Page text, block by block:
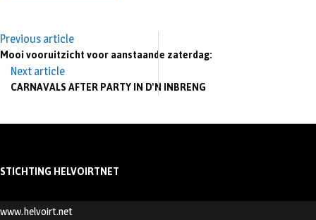
Previous article
Mooi vooruitzicht voor aanstaande zaterdag:
Next article
CARNAVALS AFTER PARTY IN D'N INBRENG
STICHTING HELVOIRTNET
www.helvoirt.net